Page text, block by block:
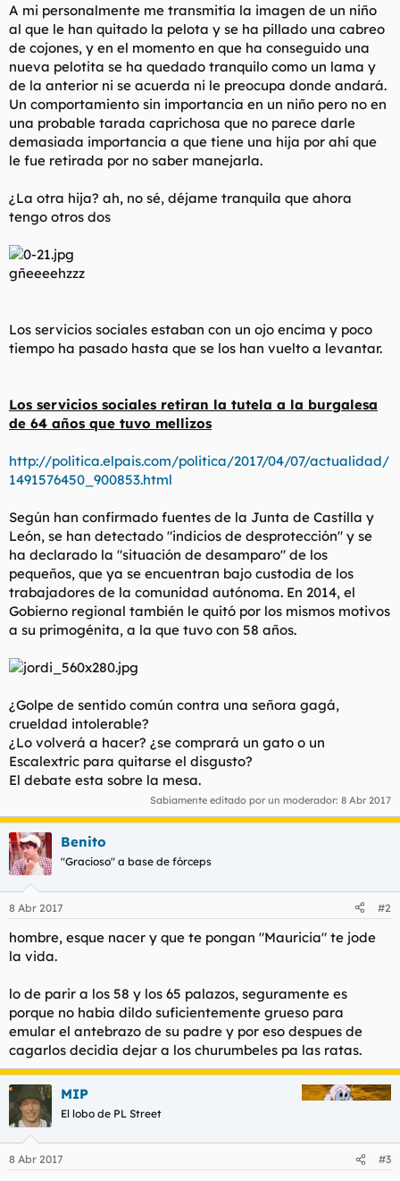
A mi personalmente me transmitía la imagen de un niño
al que le han quitado la pelota y se ha pillado una cabreo
de cojones, y en el momento en que ha conseguido una
nueva pelotita se ha quedado tranquilo como un lama y
de la anterior ni se acuerda ni le preocupa donde andará.
Un comportamiento sin importancia en un niño pero no en
una probable tarada caprichosa que no parece darle
demasiada importancia a que tiene una hija por ahí que
le fue retirada por no saber manejarla.
¿La otra hija? ah, no sé, déjame tranquila que ahora
tengo otros dos
gñeeeehzzz
Los servicios sociales estaban con un ojo encima y poco
tiempo ha pasado hasta que se los han vuelto a levantar.
Los servicios sociales retiran la tutela a la burgalesa
de 64 años que tuvo mellizos
http://politica.elpais.com/politica/2017/04/07/actualidad/
1491576450_900853.html
Según han confirmado fuentes de la Junta de Castilla y
León, se han detectado "indicios de desprotección" y se
ha declarado la "situación de desamparo" de los
pequeños, que ya se encuentran bajo custodia de los
trabajadores de la comunidad autónoma. En 2014, el
Gobierno regional también le quitó por los mismos motivos
a su primogénita, a la que tuvo con 58 años.
¿Golpe de sentido común contra una señora gagá,
crueldad intolerable?
¿Lo volverá a hacer? ¿se comprará un gato o un
Escalextric para quitarse el disgusto?
El debate esta sobre la mesa.
Sabiamente editado por un moderador: 8 Abr 2017
Benito
"Gracioso" a base de fórceps
8 Abr 2017 #2
hombre, esque nacer y que te pongan "Mauricia" te jode
la vida.
lo de parir a los 58 y los 65 palazos, seguramente es
porque no habia dildo suficientemente grueso para
emular el antebrazo de su padre y por eso despues de
cagarlos decidia dejar a los churumbeles pa las ratas.
MIP
El lobo de PL Street
8 Abr 2017 #3